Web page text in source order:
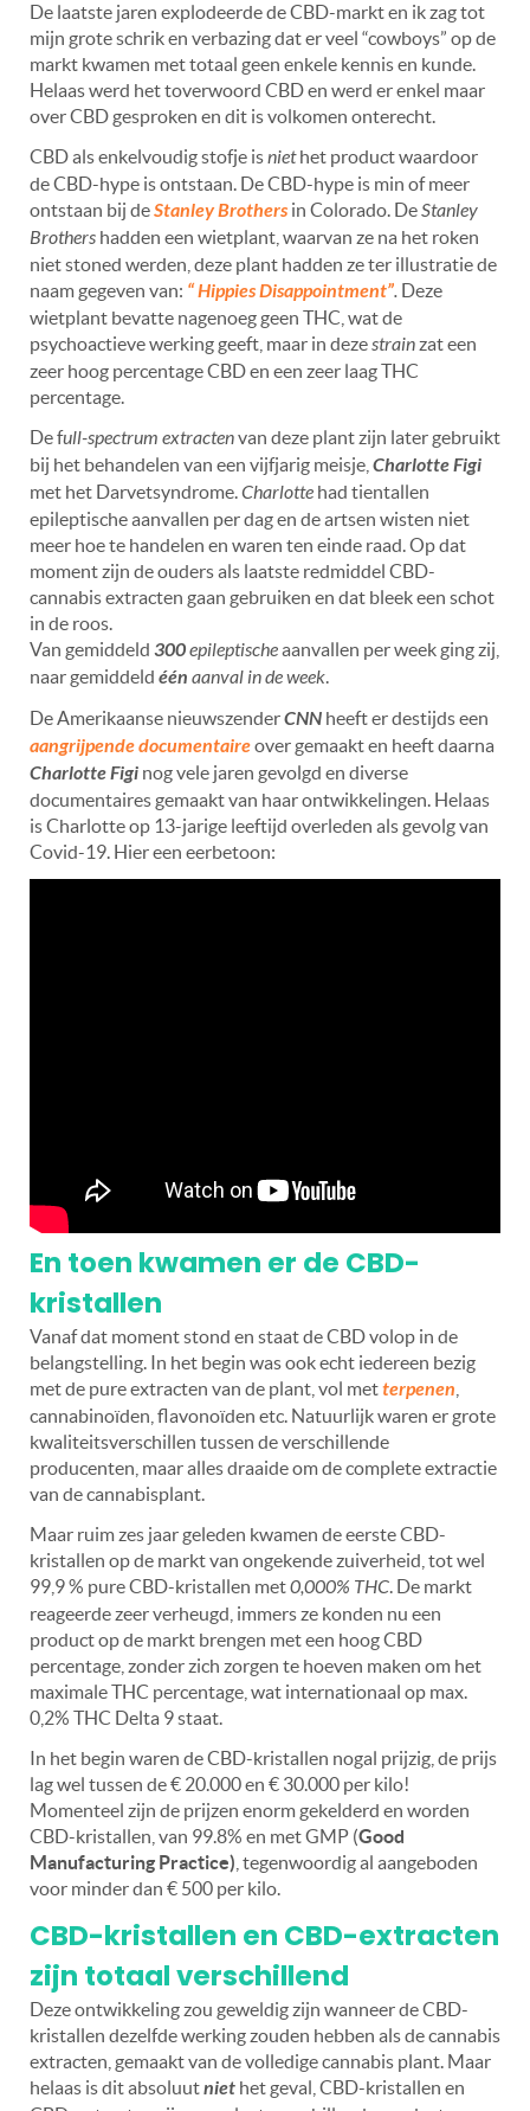
De laatste jaren explodeerde de CBD-markt en ik zag tot
mijn grote schrik en verbazing dat er veel “cowboys” op de
markt kwamen met totaal geen enkele kennis en kunde.
Helaas werd het toverwoord CBD en werd er enkel maar
over CBD gesproken en dit is volkomen onterecht.
CBD als enkelvoudig stofje isniethet product waardoor
de CBD-hype is ontstaan. De CBD-hype is min of meer
ontstaan bij deStanley Brothers in Colorado. DeStanley
Brothers hadden een wietplant, waarvan ze na het roken
niet stoned werden, deze plant hadden ze ter illustratie de
naam gegeven van: “ Hippies Disappointment”. Deze
wietplant bevatte nagenoeg geen THC, wat de
psychoactieve werking geeft, maar in dezestrainzat een
zeer hoog percentage CBD en een zeer laag THC
percentage.
De full-spectrum extractenvan deze plant zijn later gebruikt
bij het behandelen van een vijfjarig meisje, Charlotte Figi
met het Darvetsyndrome.Charlotte had tientallen
epileptische aanvallen per dag en de artsen wisten niet
meer hoe te handelen en waren ten einde raad. Op dat
moment zijn de ouders als laatste redmiddel CBD-
cannabis extracten gaan gebruiken en dat bleek een schot
in de roos.
Van gemiddeld 300epileptischeaanvallen per week ging zij,
naar gemiddeld één aanval in de week.
De Amerikaanse nieuwszenderCNN heeft er destijds een
aangrijpende documentaireover gemaakt en heeft daarna
Charlotte Figi nog vele jaren gevolgd en diverse
documentaires gemaakt van haar ontwikkelingen. Helaas
is Charlotte op 13-jarige leeftijd overleden als gevolg van
Covid-19. Hier een eerbetoon:
En toen kwamen er de CBD-
kristallen
Vanaf dat moment stond en staat de CBD volop in de
belangstelling. In het begin was ook echt iedereen bezig
met de pure extracten van de plant, vol metterpenen
cannabinoïden, flavonoïden etc. Natuurlijk waren er grote
kwaliteitsverschillen tussen de verschillende
producenten, maar alles draaide om de complete extractie
van de cannabisplant.
Maar ruim zes jaar geleden kwamen de eerste CBD-
kristallen op de markt van ongekende zuiverheid, tot wel
99,9 % pure CBD-kristallen met0,000% THC. De markt
reageerde zeer verheugd, immers ze konden nu een
product op de markt brengen met een hoog CBD
percentage, zonder zich zorgen te hoeven maken om het
maximale THC percentage, wat internationaal op max.
0,2% THC Delta 9 staat.
In het begin waren de CBD-kristallen nogal prijzig, de prijs
lag wel tussen de € 20.000 en € 30.000 per kilo!
Momenteel zijn de prijzen enorm gekelderd en worden
CBD-kristallen, van 99.8% en met GMP (Good
Manufacturing Practice) , tegenwoordig al aangeboden
voor minder dan € 500 per kilo.
CBD-kristallen en CBD-extracten
zijn totaal verschillend
Deze ontwikkeling zou geweldig zijn wanneer de CBD-
kristallen dezelfde werking zouden hebben als de cannabis
extracten, gemaakt van de volledige cannabis plant. Maar
helaas is dit absoluutniet het geval, CBD-kristallen en